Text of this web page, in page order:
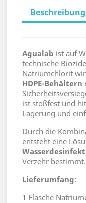
Beschreibung
Agualab ist auf
technische
Natriumchlorit
HDPE-Behältern
ist stoßfest und
Lagerung und
Durch die
entsteht eine
Verzehr bestimmt.
Lieferumfang:
1 Flasche